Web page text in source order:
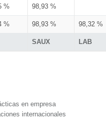
SAUX LAB
% 98,93 %
% 98,93 % 98,32 %
en empresa
internacionales